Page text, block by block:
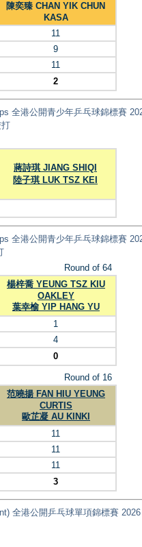
陳奕臻 CHAN YIK CHUN
KASA
11
9
11
2
全港公開青少年乒乓球錦標賽
蔣詩琪 JIANG SHIQI
陸子琪 LUK TSZ KEI
全港公開青少年乒乓球錦標賽
Round of 64
楊梓喬 YEUNG TSZ KIU
OAKLEY
葉幸榆 YIP HANG YU
1
4
0
Round of 16
范曉揚 FAN HIU YEUNG
CURTIS
歐芷凝 AU KINKI
11
11
11
3
全港公開乒乓球單項錦標賽 2026